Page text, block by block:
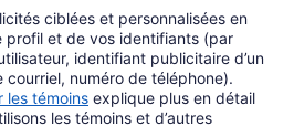
ciblées et personnalisées en
profil et de vos identifiants (par
identifiant publicitaire d’un
courriel, numéro de téléphone).
les témoins explique plus en détail
les témoins et d’autres